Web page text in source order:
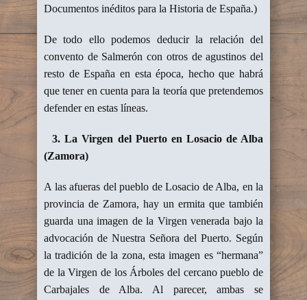
Documentos inéditos para la Historia de España.)
De todo ello podemos deducir la relación del
convento de Salmerón con otros de agustinos del
resto de España en esta época, hecho que habrá
que tener en cuenta para la teoría que pretendemos
defender en estas líneas.
3. La Virgen del Puerto en Losacio de Alba
(Zamora)
A las afueras del pueblo de Losacio de Alba, en la
provincia de Zamora, hay un ermita que también
guarda una imagen de la Virgen venerada bajo la
advocación de Nuestra Señora del Puerto. Según
la tradición de la zona, esta imagen es “hermana”
de la Virgen de los Árboles del cercano pueblo de
Carbajales de Alba. Al parecer, ambas se